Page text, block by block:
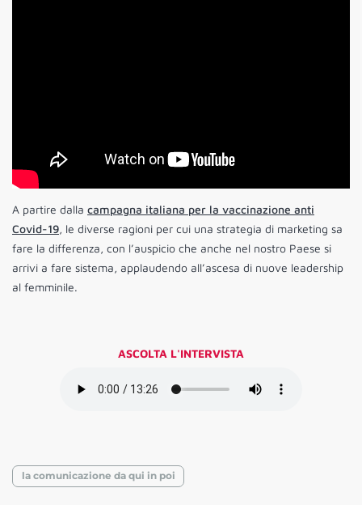
A partire dalla campagna italiana per la vaccinazione anti
Covid-19, le diverse ragioni per cui una strategia di marketing sa
fare la differenza, con l’auspicio che anche nel nostro Paese si
arrivi a fare sistema, applaudendo all’ascesa di nuove leadership
al femminile.
ASCOLTA L'INTERVISTA
la comunicazione da qui in poi